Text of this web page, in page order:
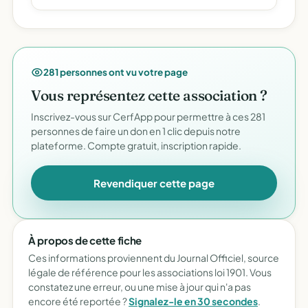
281 personnes ont vu votre page
Vous représentez cette association ?
Inscrivez-vous sur CerfApp pour permettre à ces 281
personnes de faire un don en 1 clic depuis notre
plateforme. Compte gratuit, inscription rapide.
Revendiquer cette page
À propos de cette fiche
Ces informations proviennent du Journal Officiel, source
légale de référence pour les associations loi 1901. Vous
constatez une erreur, ou une mise à jour qui n'a pas
encore été reportée ?Signalez-le en 30 secondes.